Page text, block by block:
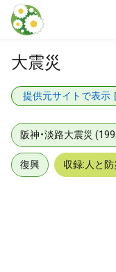
本文に飛ぶ
大震災
提供元サイトで表示
阪神・淡路大震災
復興 収録:人と